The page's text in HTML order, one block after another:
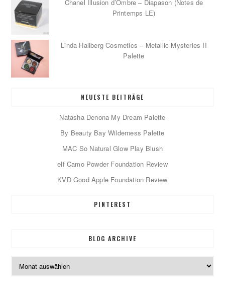
Chanel Illusion d’Ombre – Diapason (Notes de
Printemps LE)
Linda Hallberg Cosmetics – Metallic Mysteries II
Palette
NEUESTE BEITRÄGE
Natasha Denona My Dream Palette
By Beauty Bay Wilderness Palette
MAC So Natural Glow Play Blush
elf Camo Powder Foundation Review
KVD Good Apple Foundation Review
PINTEREST
BLOG ARCHIVE
Blog
Archive